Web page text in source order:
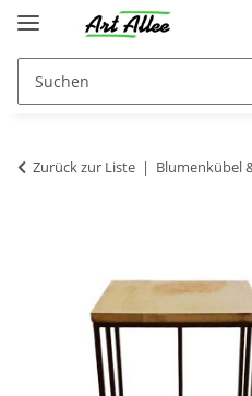
Zurück zur Liste Blumenkübel